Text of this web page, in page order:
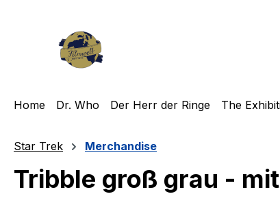
Home Dr. Who Der Herr der Ringe The
Star Trek Merchandise
Tribble groß grau -